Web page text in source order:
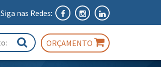
Siga nas Redes:
ORÇAMENTO